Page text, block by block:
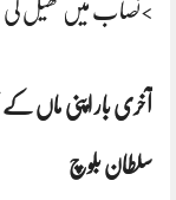
>نصاب میں کھیل کی
آخری بار اپنی ماں کے
سلطان بلوچ